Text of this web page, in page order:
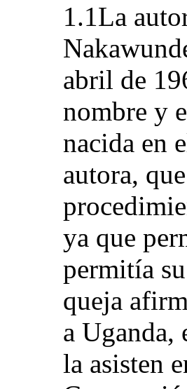
1.1La
abril de
nombre y
nacida en
autora,
ya que
permitía
queja
a Uganda,
la asisten